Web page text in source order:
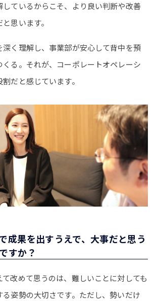
しているからこそ、より良い判断や改善
思います。
深く理解し、事業部が安心して背中を預
くる。それが、コーポレートオペレーシ
だと感じています。
成果を出すうえで、大事だと思う
すか？
改めて思うのは、難しいことに対しても
姿勢の大切さです。ただし、勢いだけ